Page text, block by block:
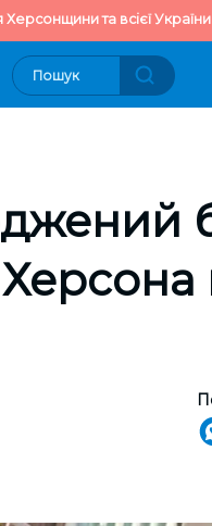
та всієї